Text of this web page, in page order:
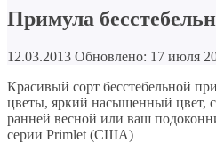
Примула
12.03.2013 Обновлено: 17 июля
Красивый сорт бесстебельной
цветы, яркий насыщенный цвет,
ранней весной или ваш
серии Primlet (США)